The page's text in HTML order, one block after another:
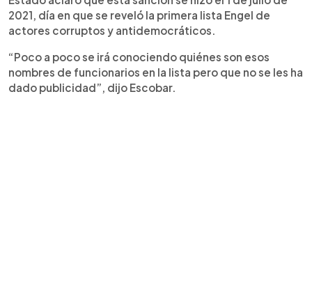
2021, día en que se reveló la primera lista Engel de
actores corruptos y antidemocráticos.
“Poco a poco se irá conociendo quiénes son esos
nombres de funcionarios en la lista pero que no se les ha
dado publicidad”, dijo Escobar.